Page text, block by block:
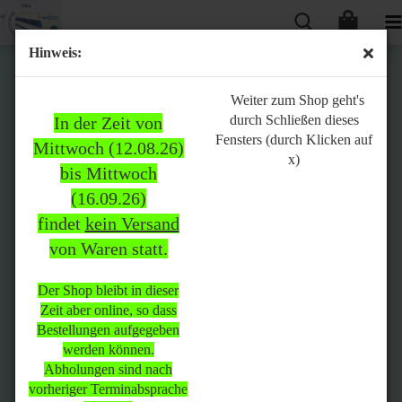
Hinweis:
In der Zeit von
Mittwoch (12.08.26)
bis Mittwoch
(16.09.26)
findet kein Versand
von Waren statt.
Der Shop bleibt in dieser
Zeit aber online, so dass
Bestellungen aufgegeben
werden können.
Abholungen sind nach
vorheriger Terminabsprache
Weiter zum Shop geht's
durch Schließen dieses
Fensters (durch Klicken auf
x)
Bitte
beachten:
In der Zeit von Mittwoch
(12.08.26) bis Mittwoch
(16.09.26)
statt.
Der Shop bleibt in dieser Zeit
aber online, so dass
Bestellungen aufgegeben
werden können.